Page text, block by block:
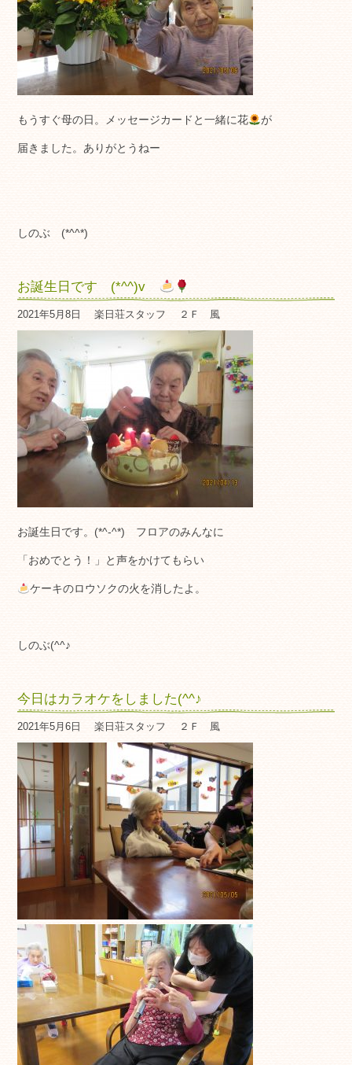
もうすぐ母の日。メッセージカードと一緒に花 が
届きました。ありがとうねー
しのぶ (*^^*)
お誕生日です (*^^)v
2021年5月8日 楽日荘スタッフ ２Ｆ 風
お誕生日です。(*^-^*) フロアのみんなに
「おめでとう！」と声をかけてもらい
ケーキのロウソクの火を消したよ。
しのぶ(^^♪
今日はカラオケをしました(^^♪
2021年5月6日 楽日荘スタッフ ２Ｆ 風